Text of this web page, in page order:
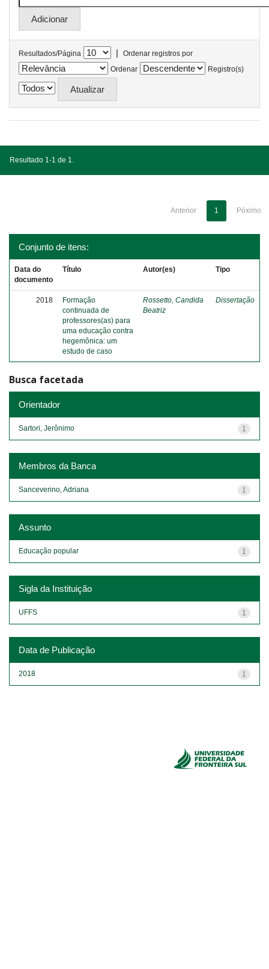
Resultados/Página |
Ordenar registros por
Ordenar
Registro(s)
Resultado 1-1 de 1.
Anterior 1 Póximo
Conjunto de itens:
Data do
documento
Título Autor(es) Tipo
2018
Formação
continuada de
professores(as) para
uma educação contra
hegemônica: um
estudo de caso
Rossetto, Candida
Beatriz
Dissertação
Busca facetada
Orientador
1
Sartori, Jerônimo
Membros da Banca
1
Sanceverino, Adriana
Assunto
1
Educação popular
Sigla da Instituição
1
UFFS
Data de Publicação
1
2018